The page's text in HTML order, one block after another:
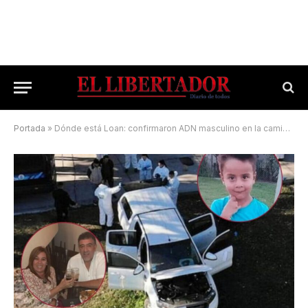
Portada » Dónde está Loan: confirmaron ADN masculino en la camioneta de Pérez y Caillava